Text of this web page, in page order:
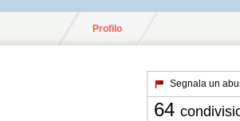
Profilo
Segnala un
64